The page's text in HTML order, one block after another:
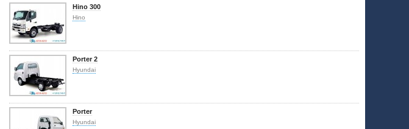
Hino 300
Hino
Porter 2
Hyundai
Porter
Hyundai